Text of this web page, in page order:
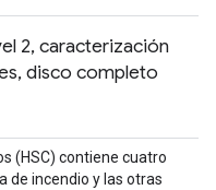
2, caracterización
disco completo
(HSC) contiene cuatro
de incendio y las otras